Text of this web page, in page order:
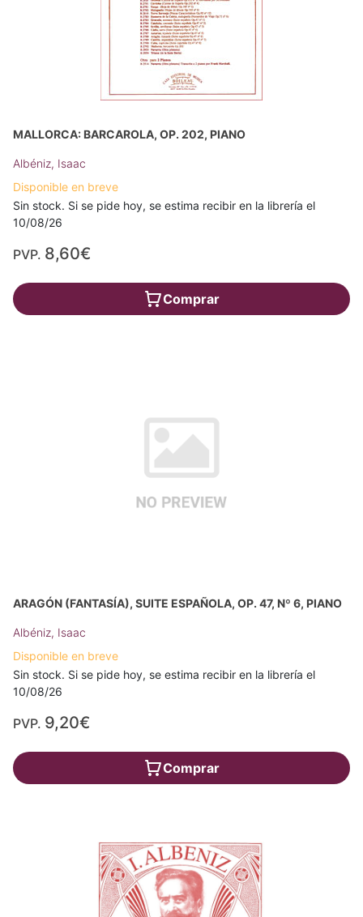
MALLORCA: BARCAROLA, OP. 202, PIANO
Albéniz, Isaac
Disponible en breve
Sin stock. Si se pide hoy, se estima recibir en la librería el
10/08/26
PVP. 8,60€
Comprar
ARAGÓN (FANTASÍA), SUITE ESPAÑOLA, OP. 47, Nº 6, PIANO
Albéniz, Isaac
Disponible en breve
Sin stock. Si se pide hoy, se estima recibir en la librería el
10/08/26
PVP. 9,20€
Comprar